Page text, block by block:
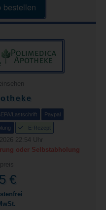
bestellen
Lastschrift Paypal
E-Rezept
22:54 Uhr
oder Selbstabholung
€